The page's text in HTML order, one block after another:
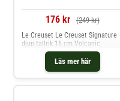
176 kr (249 kr)
Läs mer här
Le Creuset Le Creuset Signature
djup tallrik 16 cm Volcanic